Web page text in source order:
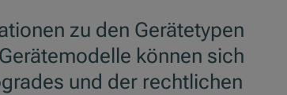
zu den Gerätetypen
können sich
und der rechtlichen